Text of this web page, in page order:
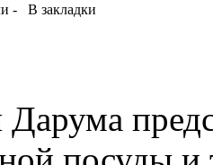
-
В закладки